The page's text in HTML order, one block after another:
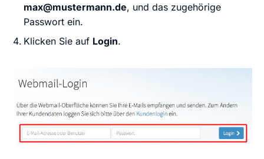
max@mustermann.de, und das zugehörige
Passwort ein.
Klicken Sie auf Login.